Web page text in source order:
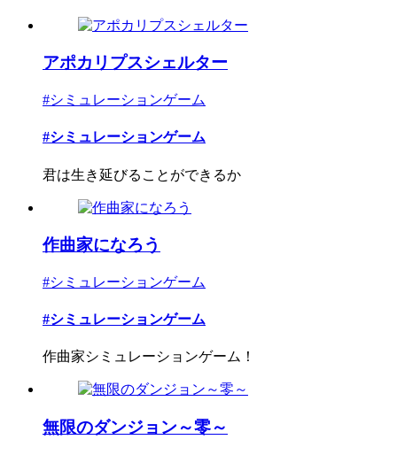
アポカリプスシェルター
#シミュレーションゲーム
#シミュレーションゲーム
君は生き延びることができるか
作曲家になろう
#シミュレーションゲーム
#シミュレーションゲーム
作曲家シミュレーションゲーム！
無限のダンジョン～零～